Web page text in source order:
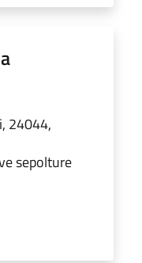
24044,
sepolture